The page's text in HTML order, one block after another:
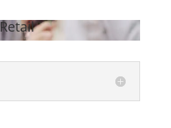
Reproductor
de
vídeo
Retail